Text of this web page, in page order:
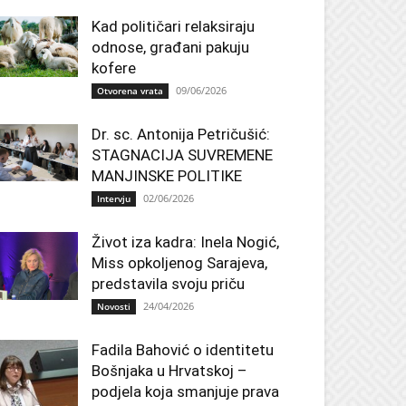
Kad političari relaksiraju
odnose, građani pakuju
kofere
Otvorena vrata 09/06/2026
Dr. sc. Antonija Petričušić:
STAGNACIJA SUVREMENE
MANJINSKE POLITIKE
Intervju 02/06/2026
Život iza kadra: Inela Nogić,
Miss opkoljenog Sarajeva,
predstavila svoju priču
Novosti 24/04/2026
Fadila Bahović o identitetu
Bošnjaka u Hrvatskoj –
podjela koja smanjuje prava